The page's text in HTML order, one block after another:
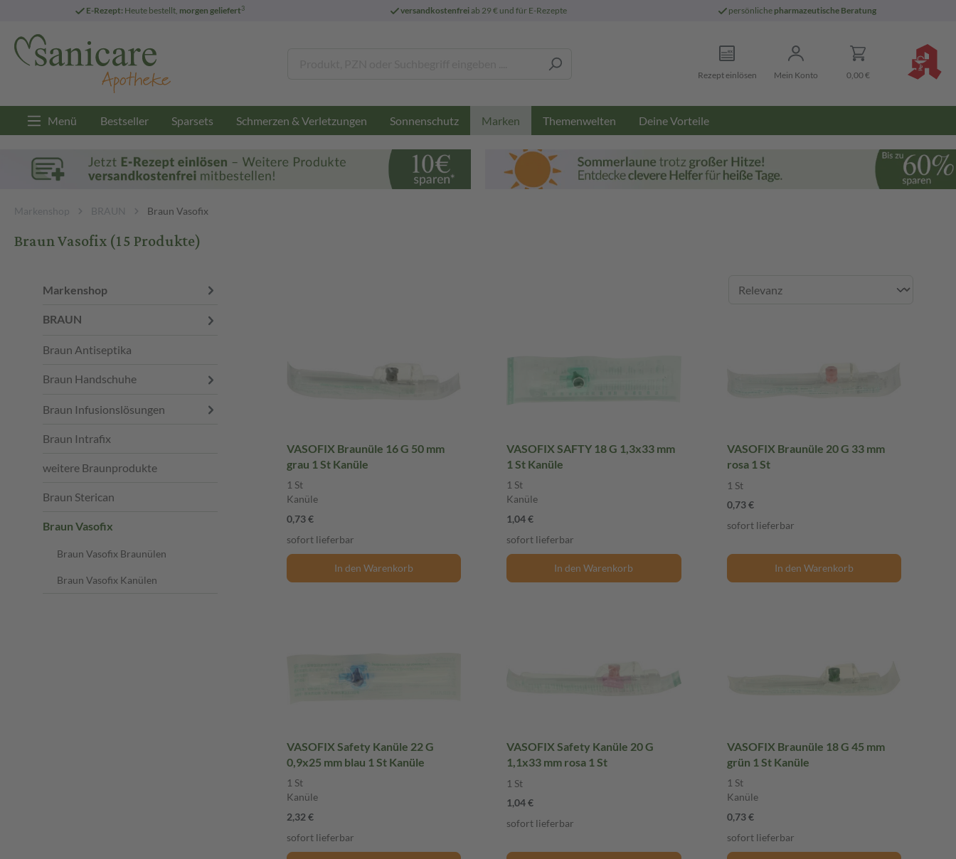
E-Rezept: Heute bestellt, morgen geliefert3 versandkostenfreiab 29 € und für E-Rezepte persönliche pharmazeutische Beratung
Rezept einlösen Mein Konto 0,00 €
Menü Bestseller Sparsets Schmerzen & Verletzungen Sonnenschutz Marken Themenwelten Deine Vorteile
Markenshop BRAUN Braun Vasofix
Braun Vasofix(15 Produkte)
Markenshop
BRAUN
Braun Antiseptika
Braun Handschuhe
Braun Infusionslösungen
Braun Intrafix
weitere Braunprodukte
Braun Sterican
Braun Vasofix
Braun Vasofix Braunülen
Braun Vasofix Kanülen
VASOFIX Braunüle 16 G 50 mm
grau 1 St Kanüle
1 St
Kanüle
0,73 €
sofort lieferbar
In den Warenkorb
VASOFIX SAFTY 18 G 1,3x33 mm
1 St Kanüle
1 St
Kanüle
1,04 €
sofort lieferbar
In den Warenkorb
VASOFIX Braunüle 20 G 33 mm
rosa 1 St
1 St
0,73 €
sofort lieferbar
In den Warenkorb
VASOFIX Safety Kanüle 22 G
0,9x25 mm blau 1 St Kanüle
1 St
Kanüle
2,32 €
sofort lieferbar
VASOFIX Safety Kanüle 20 G
1,1x33 mm rosa 1 St
1 St
1,04 €
sofort lieferbar
VASOFIX Braunüle 18 G 45 mm
grün 1 St Kanüle
1 St
Kanüle
0,73 €
sofort lieferbar